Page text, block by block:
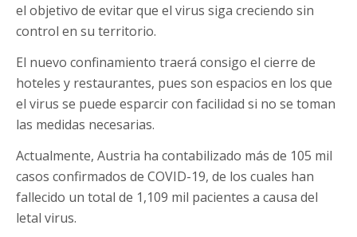
el objetivo de evitar que el virus siga creciendo sin
control en su territorio.
El nuevo confinamiento traerá consigo el cierre de
hoteles y restaurantes, pues son espacios en los que
el virus se puede esparcir con facilidad si no se toman
las medidas necesarias.
Actualmente, Austria ha contabilizado más de 105 mil
casos confirmados de COVID-19, de los cuales han
fallecido un total de 1,109 mil pacientes a causa del
letal virus.